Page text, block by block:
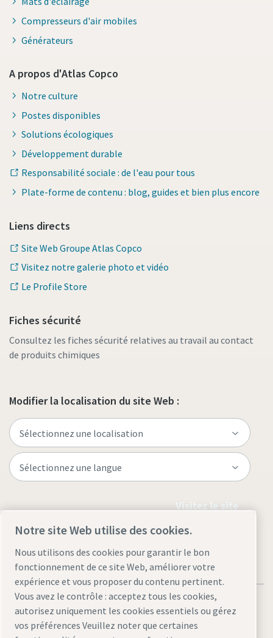
Compresseurs d'air mobiles
Générateurs
A propos d'Atlas Copco
Notre culture
Postes disponibles
Solutions écologiques
Développement durable
Responsabilité sociale : de l'eau pour tous
Plate-forme de contenu : blog, guides et bien plus encore
Liens directs
Site Web Groupe Atlas Copco
Visitez notre galerie photo et vidéo
Le Profile Store
Fiches sécurité
Consultez les fiches sécurité relatives au travail au contact
de produits chimiques
Modifier la localisation du site Web :
Visitez le site
Notre site Web utilise des cookies.
Nous utilisons des cookies pour garantir le bon
fonctionnement de ce site Web, améliorer votre
expérience et vous proposer du contenu pertinent.
Vous avez le contrôle : acceptez tous les cookies,
autorisez uniquement les cookies essentiels ou gérez
vos préférences Veuillez noter que certaines